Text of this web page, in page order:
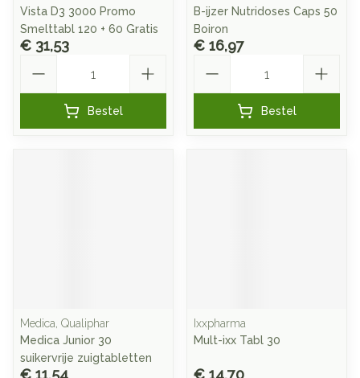
Vista D3 3000 Promo
Smelttabl 120 + 60 Gratis
€ 31,53
Bestel
B-ijzer Nutridoses Caps 50
Boiron
€ 16,97
Bestel
Medica, Qualiphar
Medica Junior 30
suikervrije zuigtabletten
€ 11,54
Ixxpharma
Mult-ixx Tabl 30
€ 14,70